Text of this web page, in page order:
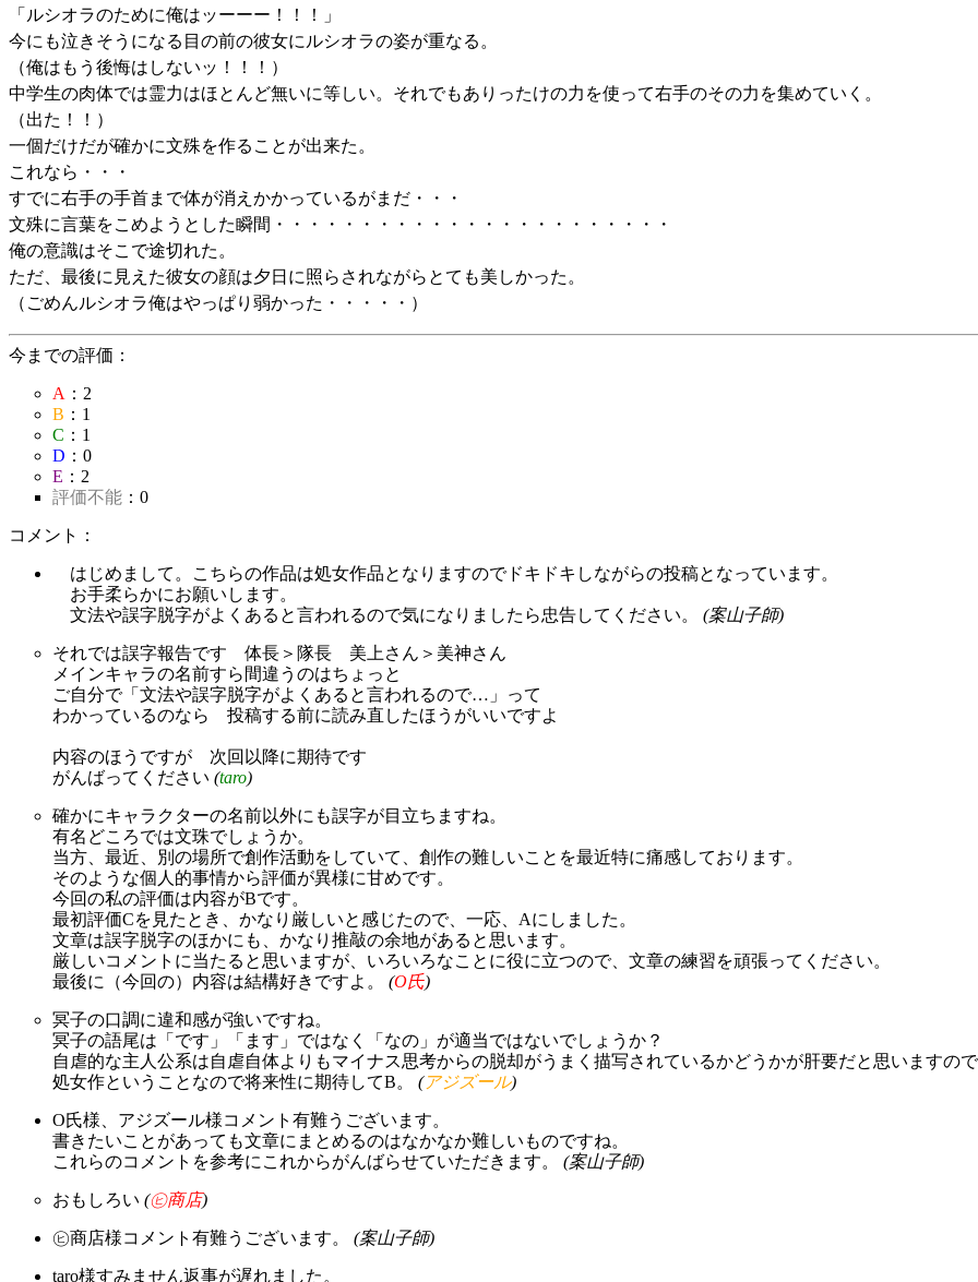
「ルシオラのために俺はッーーー！！！」
今にも泣きそうになる目の前の彼女にルシオラの姿が重なる。
（俺はもう後悔はしないッ！！！）
中学生の肉体では霊力はほとんど無いに等しい。それでもありったけの力を使って右手のその力を集めていく。
（出た！！）
一個だけだが確かに文殊を作ることが出来た。
これなら・・・
すでに右手の手首まで体が消えかかっているがまだ・・・
文殊に言葉をこめようとした瞬間・・・・・・・・・・・・・・・・・・・・・・・
俺の意識はそこで途切れた。
ただ、最後に見えた彼女の顔は夕日に照らされながらとても美しかった。
（ごめんルシオラ俺はやっぱり弱かった・・・・・）
今までの評価：
A ：2
B ：1
C ：1
D ：0
E ：2
評価不能 ：0
コメント：
はじめまして。こちらの作品は処女作品となりますのでドキドキしながらの投稿となっています。
お手柔らかにお願いします。
文法や誤字脱字がよくあると言われるので気になりましたら忠告してください。 (案山子師)
それでは誤字報告です 体長＞隊長 美上さん＞美神さん
メインキャラの名前すら間違うのはちょっと
ご自分で「文法や誤字脱字がよくあると言われるので…」って
わかっているのなら 投稿する前に読み直したほうがいいですよ
内容のほうですが 次回以降に期待です
がんばってください (taro)
確かにキャラクターの名前以外にも誤字が目立ちますね。
有名どころでは文珠でしょうか。
当方、最近、別の場所で創作活動をしていて、創作の難しいことを最近特に痛感しております。
そのような個人的事情から評価が異様に甘めです。
今回の私の評価は内容がBです。
最初評価Cを見たとき、かなり厳しいと感じたので、一応、Aにしました。
文章は誤字脱字のほかにも、かなり推敲の余地があると思います。
厳しいコメントに当たると思いますが、いろいろなことに役に立つので、文章の練習を頑張ってください。
最後に（今回の）内容は結構好きですよ。 (O氏)
冥子の口調に違和感が強いですね。
冥子の語尾は「です」「ます」ではなく「なの」が適当ではないでしょうか？
自虐的な主人公系は自虐自体よりもマイナス思考からの脱却がうまく描写されているかどうかが肝要だと思いますの
処女作ということなので将来性に期待してB。 (アジズール)
O氏様、アジズール様コメント有難うございます。
書きたいことがあっても文章にまとめるのはなかなか難しいものですね。
これらのコメントを参考にこれからがんばらせていただきます。 (案山子師)
おもしろい (㋪商店)
㋪商店様コメント有難うございます。 (案山子師)
taro様すみません返事が遅れました。